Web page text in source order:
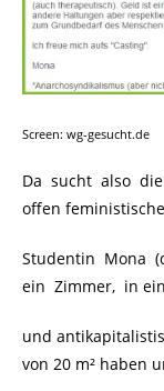
Screen: wg-gesucht.de
Da sucht also
offen
Studentin Mona
ein Zimmer, in
und
von 20 m² haben